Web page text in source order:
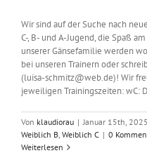
Wir sind auf der Suche nach
C-, B- und A-Jugend, die Spaß
unserer Gänsefamilie werden
bei unseren Trainern oder
(luisa-schmitz@web.de)! Wir
jeweiligen Trainingszeiten: wC:
Von klaudiorau | Januar 15th, 2025
Weiblich B Weiblich C | 0
Weiterlesen